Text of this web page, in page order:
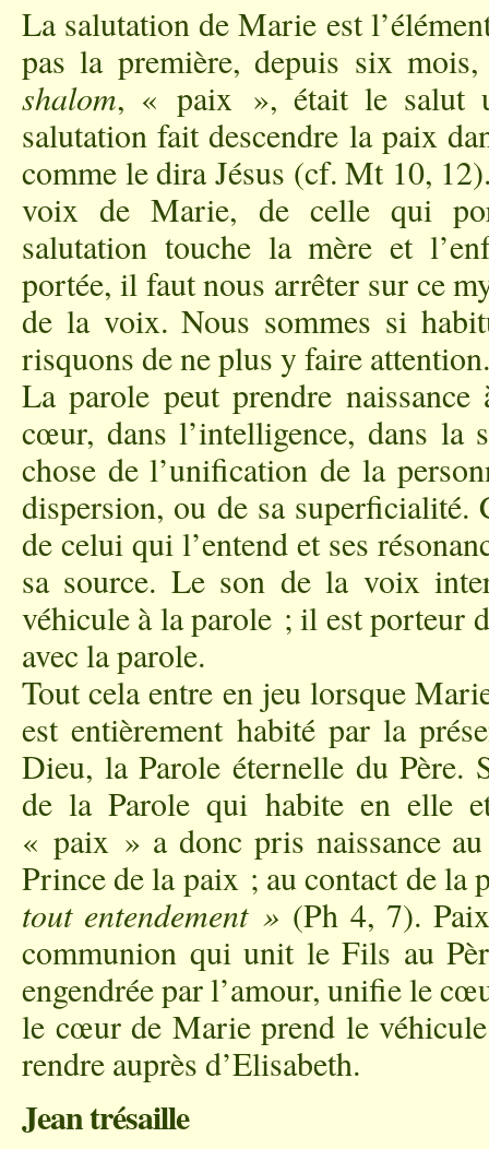
La salutation de Marie est
pas la première, depuis six
shalom, « paix », était le salut
salutation fait descendre la paix
comme le dira Jésus (cf. Mt 10,
voix de Marie, de celle qui
salutation touche la mère et
portée, il faut nous arrêter sur ce
de la voix. Nous sommes si
risquons de ne plus y faire attention.
La parole peut prendre
cœur, dans l’intelligence, dans la
chose de l’unification de la
dispersion, ou de sa superficialité.
de celui qui l’entend et ses
sa source. Le son de la voix
véhicule à la parole ; il est porteur
avec la parole.
Tout cela entre en jeu lorsque
est entièrement habité par la
Dieu, la Parole éternelle du Père.
de la Parole qui habite en elle
« paix » a donc pris naissance
Prince de la paix ; au contact de
tout entendement » (Ph 4, 7).
communion qui unit le Fils au
engendrée par l’amour, unifie le
le cœur de Marie prend le
rendre auprès d’Elisabeth.
Jean trésaille